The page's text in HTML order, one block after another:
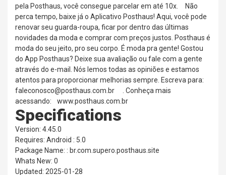
pela Posthaus, você consegue parcelar em até 10x. Não
perca tempo, baixe já o Aplicativo Posthaus! Aqui, você pode
renovar seu guarda-roupa, ficar por dentro das últimas
novidades da moda e comprar com preços justos. Posthaus é
moda do seu jeito, pro seu corpo. É moda pra gente! Gostou
do App Posthaus? Deixe sua avaliação ou fale com a gente
através do e-mail. Nós lemos todas as opiniões e estamos
atentos para proporcionar melhorias sempre. Escreva para:
faleconosco@posthaus.com.br . Conheça mais
acessando: www.posthaus.com.br
Specifications
Version: 4.45.0
Requires: Android : 5.0
Package Name: : br.com.supero.posthaus.site
Whats New: 0
Updated: 2025-01-28